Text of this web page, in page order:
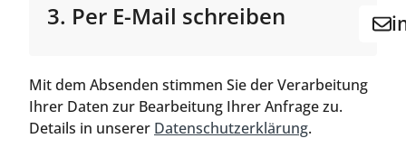
3. Per E-Mail schreiben
Mit dem Absenden stimmen Sie der Verarbeitung
Ihrer Daten zur Bearbeitung Ihrer Anfrage zu.
Details in unserer Datenschutzerklärung.